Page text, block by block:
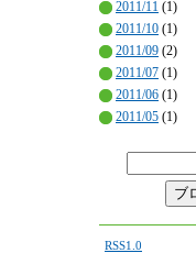
2011/11 (1)
2011/10 (1)
2011/09 (2)
2011/07 (1)
2011/06 (1)
2011/05 (1)
RSS1.0